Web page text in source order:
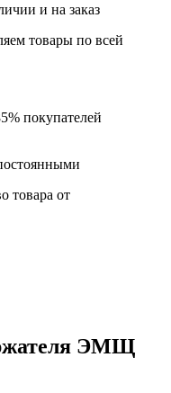
и на заказ
ЭМЩ